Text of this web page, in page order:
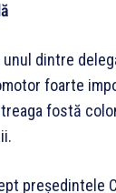
dintre
foarte
fostă
preşedintele